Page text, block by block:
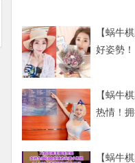
小心跑
【蜗牛
好姿勢
雙峰太
【蜗牛
热情！
胸”…网
【蜗牛